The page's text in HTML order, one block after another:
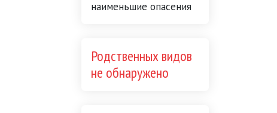
Родственных видов
не обнаружено